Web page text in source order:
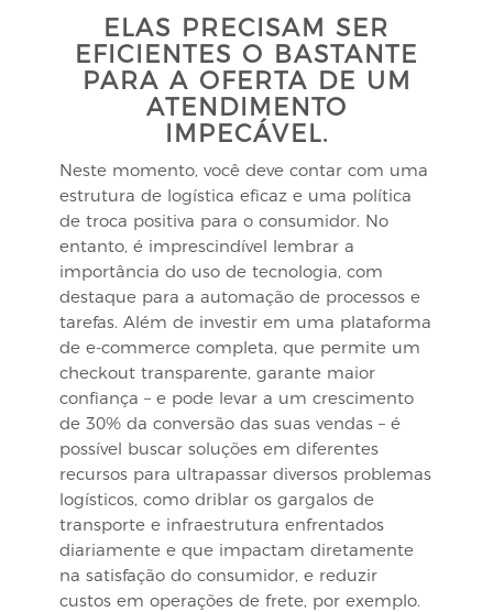
ELAS PRECISAM SER
EFICIENTES O BASTANTE
PARA A OFERTA DE UM
ATENDIMENTO
IMPECÁVEL.
Neste momento, você deve contar com uma
estrutura de logística eficaz e uma política
de troca positiva para o consumidor. No
entanto, é imprescindível lembrar a
importância do uso de tecnologia, com
destaque para a automação de processos e
tarefas. Além de investir em uma plataforma
de e-commerce completa, que permite um
checkout transparente, garante maior
confiança – e pode levar a um crescimento
de 30% da conversão das suas vendas – é
possível buscar soluções em diferentes
recursos para ultrapassar diversos problemas
logísticos, como driblar os gargalos de
transporte e infraestrutura enfrentados
diariamente e que impactam diretamente
na satisfação do consumidor, e reduzir
custos em operações de frete, por exemplo.